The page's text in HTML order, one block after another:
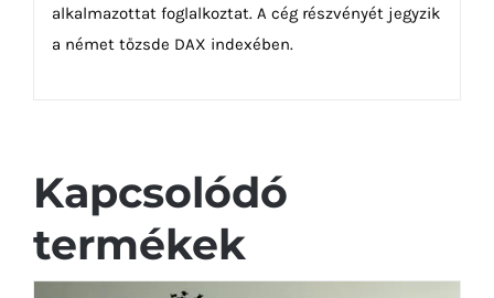
alkalmazottat foglalkoztat. A cég részvényét jegyzik
a német tőzsde DAX indexében.
Kapcsolódó
termékek